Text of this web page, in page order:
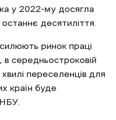
у 2022-му досягла
десятиліття.
ринок праці
середньостроковій
переселенців для
країн буде